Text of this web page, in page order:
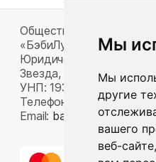
Мы
Мы
другие
вашего
веб-
Общество с
«БэбиЛук»
Юридический адрес:
Звезда, д. 16, пом. 52
УНП: 193815124
Телефон:
+375 33 392
Email: